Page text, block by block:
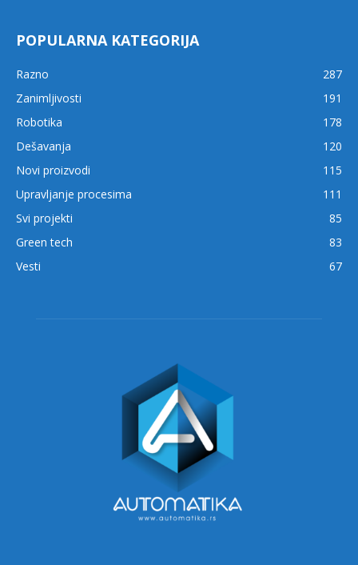
POPULARNA KATEGORIJA
Razno
287
Zanimljivosti
191
Robotika
178
Dešavanja
120
Novi proizvodi
115
Upravljanje procesima
111
Svi projekti
85
Green tech
83
Vesti
67